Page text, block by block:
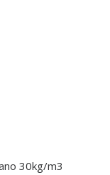
30kg/m3